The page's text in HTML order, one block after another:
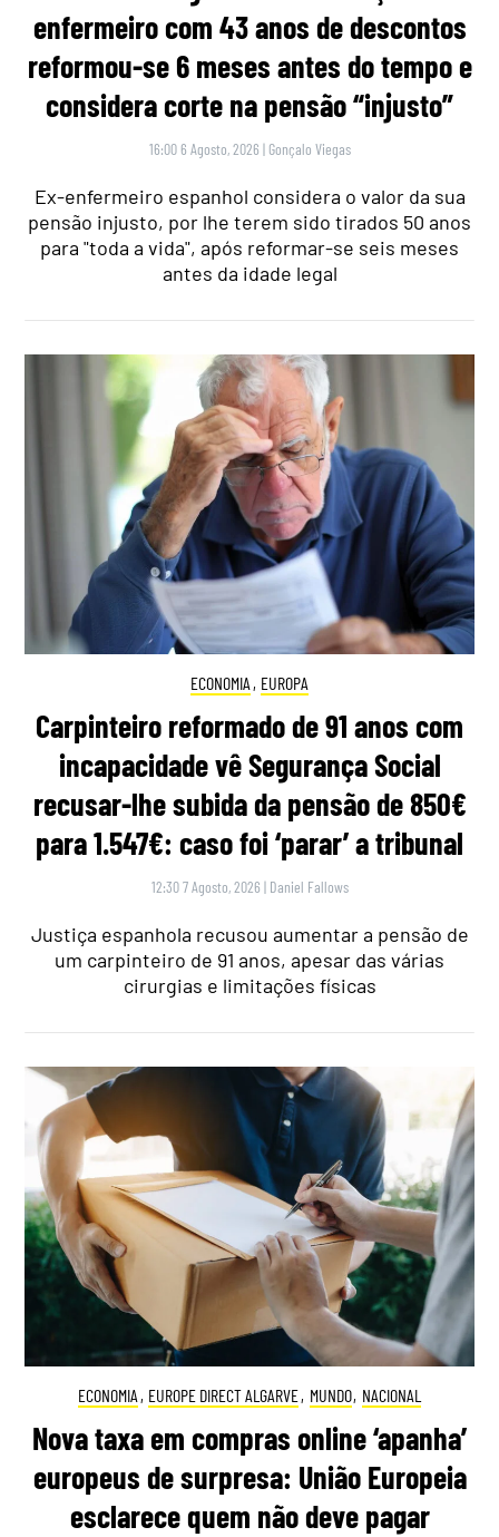
enfermeiro com 43 anos de descontos
reformou-se 6 meses antes do tempo e
considera corte na pensão “injusto”
16:00 6 Agosto, 2026 | Gonçalo Viegas
Ex-enfermeiro espanhol considera o valor da sua
pensão injusto, por lhe terem sido tirados 50 anos
para "toda a vida", após reformar-se seis meses
antes da idade legal
ECONOMIA , EUROPA
Carpinteiro reformado de 91 anos com
incapacidade vê Segurança Social
recusar-lhe subida da pensão de 850€
para 1.547€: caso foi ‘parar’ a tribunal
12:30 7 Agosto, 2026 | Daniel Fallows
Justiça espanhola recusou aumentar a pensão de
um carpinteiro de 91 anos, apesar das várias
cirurgias e limitações físicas
ECONOMIA , EUROPE DIRECT ALGARVE, MUNDO, NACIONAL
Nova taxa em compras online ‘apanha’
europeus de surpresa: União Europeia
esclarece quem não deve pagar